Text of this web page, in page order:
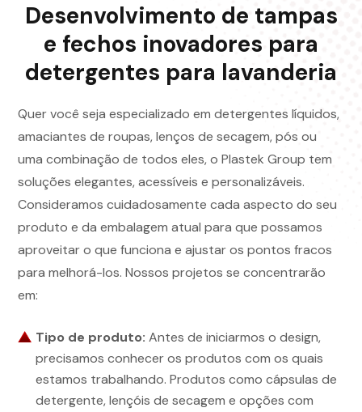
Desenvolvimento de tampas
e fechos inovadores para
detergentes para lavanderia
Quer você seja especializado em detergentes líquidos,
amaciantes de roupas, lenços de secagem, pós ou
uma combinação de todos eles, o Plastek Group tem
soluções elegantes, acessíveis e personalizáveis.
Consideramos cuidadosamente cada aspecto do seu
produto e da embalagem atual para que possamos
aproveitar o que funciona e ajustar os pontos fracos
para melhorá-los. Nossos projetos se concentrarão
em:
Tipo de produto: Antes de iniciarmos o design,
precisamos conhecer os produtos com os quais
estamos trabalhando. Produtos como cápsulas de
detergente, lençóis de secagem e opções com